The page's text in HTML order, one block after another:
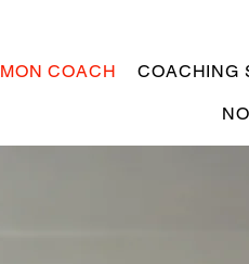
MON COACH COACHING